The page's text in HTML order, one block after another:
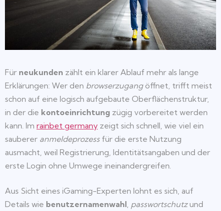
Für neukunden zählt ein klarer Ablauf mehr als lange
Erklärungen: Wer den browserzugangöffnet, trifft meist
schon auf eine logisch aufgebaute Oberflächenstruktur,
in der die kontoeinrichtung zügig vorbereitet werden
kann. Im rainbet germany zeigt sich schnell, wie viel ein
sauberer anmeldeprozessfür die erste Nutzung
ausmacht, weil Registrierung, Identitätsangaben und der
erste Login ohne Umwege ineinandergreifen.
Aus Sicht eines iGaming-Experten lohnt es sich, auf
Details wie benutzernamenwahl, passwortschutzund